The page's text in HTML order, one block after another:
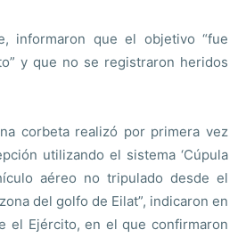
informaron que el objetivo “fue
y que no se registraron heridos
corbeta realizó por primera vez
utilizando el sistema ‘Cúpula
aéreo no tripulado desde el
del golfo de Eilat”, indicaron en
el Ejército, en el que confirmaron